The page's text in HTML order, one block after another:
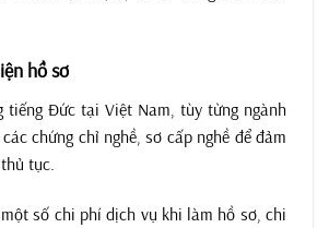
hồ sơ
tiếng Đức tại Việt Nam, tùy từng ngành
chứng chỉ nghề, sơ cấp nghề để đảm
tục.
số chi phí dịch vụ khi làm hồ sơ, chi